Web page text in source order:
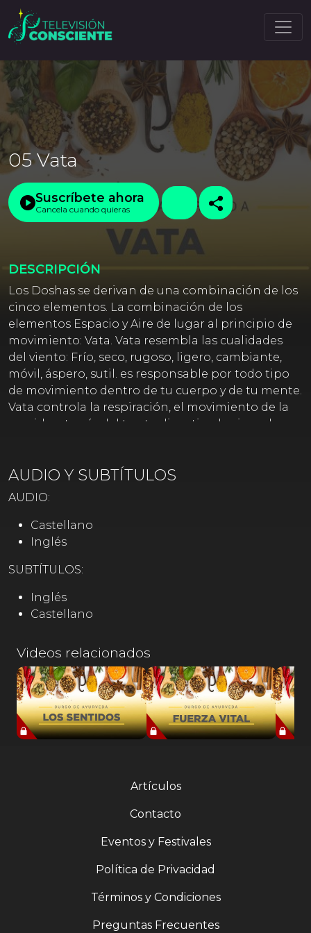
05 Vata
Suscríbete ahora
Cancela cuando quieras
DESCRIPCIÓN
Los Doshas se derivan de una combinación de los
cinco elementos. La combinación de los
elementos Espacio y Aire de lugar al principio de
movimiento: Vata. Vata resembla las cualidades
del viento: Frío, seco, rugoso, ligero, cambiante,
móvil, áspero, sutil. es responsable por todo tipo
de movimiento dentro de tu cuerpo y de tu mente.
Vata controla la respiración, el movimiento de la
comida a través del tracto digestivo, los impulsos
nervioso central. Vata se rige en el pensamiento, la
expresión oral, la circulación de la sangre.
AUDIO Y SUBTÍTULOS
AUDIO:
Castellano
Inglés
SUBTÍTULOS:
Inglés
Castellano
Videos relacionados
Artículos
Contacto
Eventos y Festivales
Política de Privacidad
Términos y Condiciones
Preguntas Frecuentes